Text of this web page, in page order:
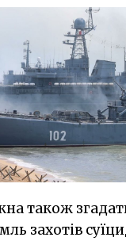
також
захотів